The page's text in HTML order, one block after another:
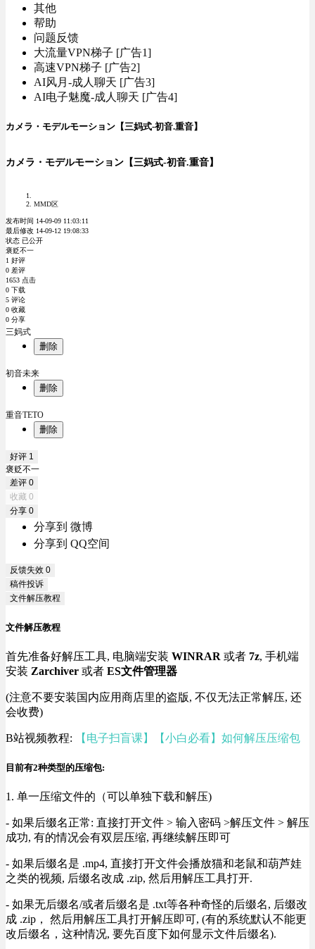
其他
帮助
问题反馈
大流量VPN梯子 [广告1]
高速VPN梯子 [广告2]
AI风月-成人聊天 [广告3]
AI电子魅魔-成人聊天 [广告4]
カメラ・モデルモーション【三妈式-初音.重音】
カメラ・モデルモーション【三妈式-初音.重音】
MMD区
发布时间 14-09-09 11:03:11
最后修改 14-09-12 19:08:33
状态 已公开
褒贬不一
1 好评
0 差评
1653 点击
0 下载
5 评论
0 收藏
0 分享
三妈式
删除
初音未来
删除
重音TETO
删除
好评 1
褒贬不一
差评 0
收藏 0
分享 0
分享到 微博
分享到 QQ空间
反馈失效 0
稿件投诉
文件解压教程
文件解压教程
首先准备好解压工具, 电脑端安装 WINRAR 或者 7z, 手机端
安装 Zarchiver 或者 ES文件管理器
(注意不要安装国内应用商店里的盗版, 不仅无法正常解压, 还
会收费)
B站视频教程: 【电子扫盲课】【小白必看】如何解压压缩包
目前有2种类型的压缩包:
1. 单一压缩文件的（可以单独下载和解压)
- 如果后缀名正常: 直接打开文件 > 输入密码 >解压文件 > 解压
成功, 有的情况会有双层压缩, 再继续解压即可
- 如果后缀名是 .mp4, 直接打开文件会播放猫和老鼠和葫芦娃
之类的视频, 后缀名改成 .zip, 然后用解压工具打开.
- 如果无后缀名/或者后缀名是 .txt等各种奇怪的后缀名, 后缀改
成 .zip， 然后用解压工具打开解压即可, (有的系统默认不能更
改后缀名，这种情况, 要先百度下如何显示文件后缀名).